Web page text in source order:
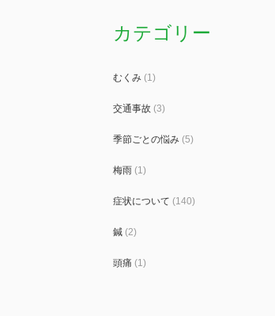
カテゴリー
むくみ(1)
交通事故(3)
季節ごとの悩み(5)
梅雨(1)
症状について (140)
鍼(2)
頭痛 (1)